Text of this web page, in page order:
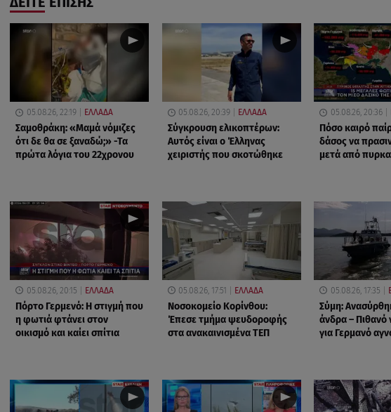
05.08.26, 22:19 ΕΛΛΑΔΑ
Σαμοθράκη: «Μαμά νόμιζες
ότι δε θα σε ξαναδώ;» -Τα
πρώτα λόγια του 22χρονου
05.08.26, 20:39 ΕΛΛΑΔΑ
Σύγκρουση ελικοπτέρων:
Αυτός είναι ο Έλληνας
χειριστής που σκοτώθηκε
05.08.26, 20:36
Πόσο καιρό
δάσος να
μετά από
05.08.26, 20:15 ΕΛΛΑΔΑ
Πόρτο Γερμενό: Η στιγμή που
η φωτιά φτάνει στον
οικισμό και καίει σπίτια
05.08.26, 17:51 ΕΛΛΑΔΑ
Νοσοκομείο Κορίνθου:
Έπεσε τμήμα ψευδοροφής
στα ανακαινισμένα ΤΕΠ
05.08.26, 17:35
Σύμη:
άνδρα – Πιθανό
για Γερμανό